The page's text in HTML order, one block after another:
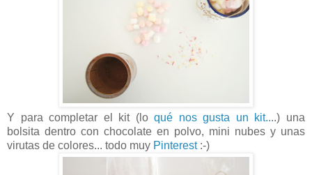
Y para completar el kit (loqué nos gusta un kit....) una
bolsita dentro con chocolate en polvo, mini nubes y unas
virutas de colores... todo muy Pinterest:-)